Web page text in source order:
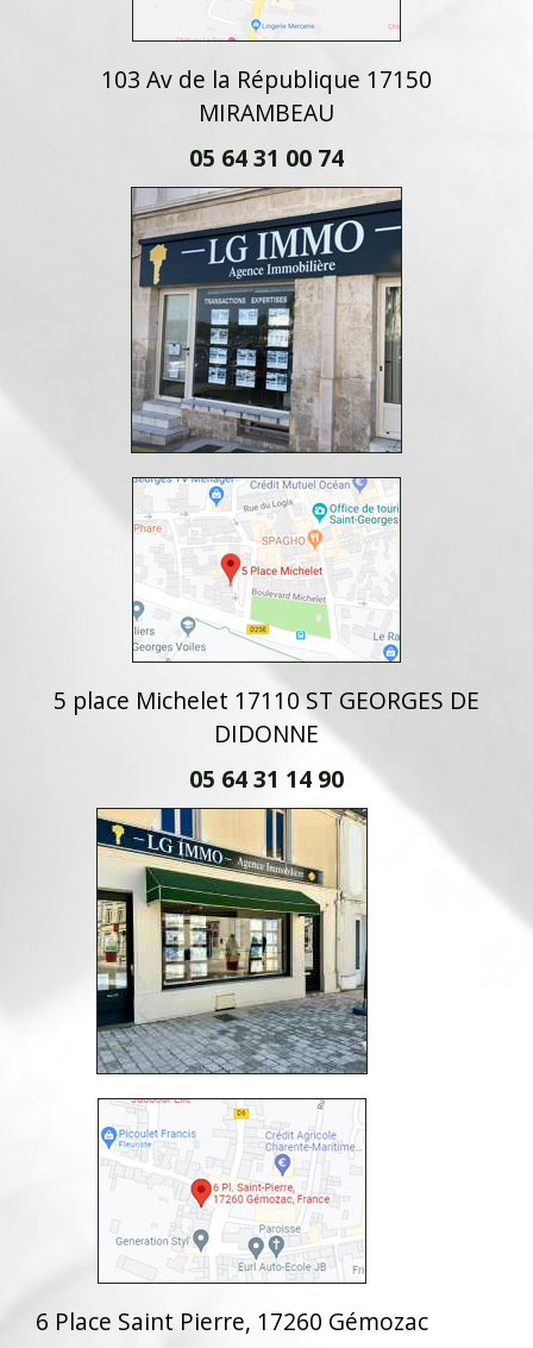
103 Av de la République 17150
MIRAMBEAU
05 64 31 00 74
5 place Michelet 17110 ST GEORGES DE
DIDONNE
05 64 31 14 90
6 Place Saint Pierre, 17260 Gémozac